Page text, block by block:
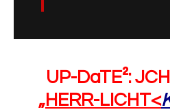
UP-DaTE²:
„HERR-LICHT<